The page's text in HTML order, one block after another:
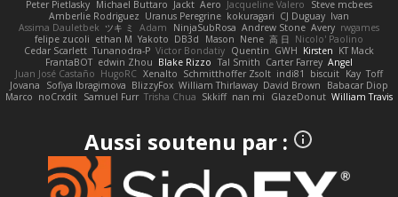
Peter Pietlasky Michael Buttaro Jackt Aero Jacqueline Valero
Steve mcbees
Amberlie Rodriguez Uranus Peregrine kokuragari CJ Duguay Ivan
Assima Dauletbek ツキ ミ Adam NinjaSubRosa Andrew Stone Avery rwgames
felipe zucoli ethan M Yakoto DB3d Mason Nene 高 日 Nicolo' Paolino
Cedar Scarlett Tunanodra-P Victor Bondatiy Quentin GWH Kirsten KT Mack
FrantaBOT edwin Zhou Blake Rizzo Tal Smith Carter Farrey Angel
Juan José Castaño HugoRC Xenalto Schmitthoffer Zsolt indi81 biscuit Kay Toff
Jovana
Sofiya Ibragimova BlizzyFox William Thirlaway David Brown
Babacar Diop
Marco noCrxdit Samuel Furr Trisha Chua Skkiff nan mi GlazeDonut William Travis
Aussi soutenu par :